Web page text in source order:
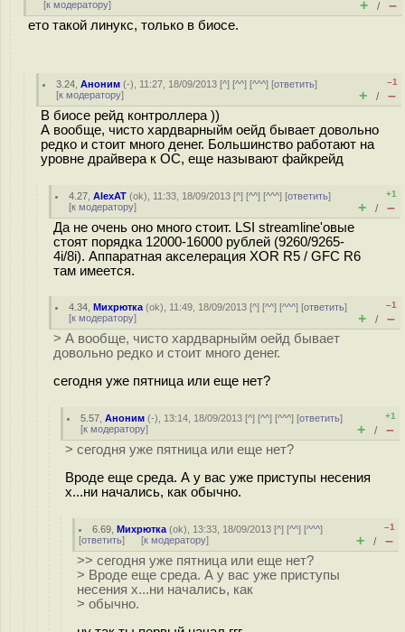
[к модератору] + / –
ето такой линукс, только в биосе.
3.24 ,Аноним (-), 11:27, 18/09/2013 [^] [^^] [^^^] [ответить]
[к модератору]
–1
+ / –
В биосе рейд контроллера ))
А вообще, чисто хардварныйм оейд бывает довольно
редко и стоит много денег. Большинство работают на
уровне драйвера к ОС, еще называют файкрейд
4.27 ,AlexAT (ok), 11:33, 18/09/2013 [^] [^^] [^^^] [ответить]
[к модератору]
+1
+ / –
Да не очень оно много стоит. LSI streamline'овые
стоят порядка 12000-16000 рублей (9260/9265-
4i/8i). Аппаратная акселерация XOR R5 / GFC R6
там имеется.
4.34 ,Михрютка (ok), 11:49, 18/09/2013 [^] [^^] [^^^] [ответить]
[к модератору]
–1
+ / –
> А вообще, чисто хардварныйм оейд бывает
довольно редко и стоит много денег.
сегодня уже пятница или еще нет?
5.57 ,Аноним (-), 13:14, 18/09/2013 [^] [^^] [^^^] [ответить]
[к модератору]
+1
+ / –
> сегодня уже пятница или еще нет?
Вроде еще среда. А у вас уже приступы несения
х...ни начались, как обычно.
6.69 ,Михрютка (ok), 13:33, 18/09/2013 [^] [^^] [^^^]
[ответить] [к модератору]
–1
+ / –
>> сегодня уже пятница или еще нет?
> Вроде еще среда. А у вас уже приступы
несения х...ни начались, как
> обычно.